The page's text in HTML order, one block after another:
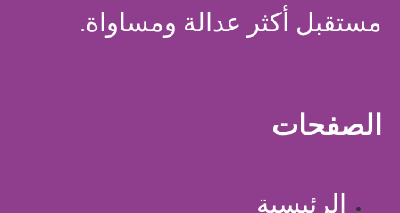
مستقبل أكثر عدالة ومساواة.
الصفحات
الرئيسية